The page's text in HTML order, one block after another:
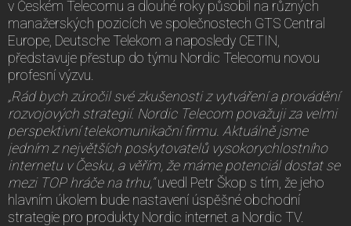
v Českém Telecomu a dlouhé roky působil na různých
manažerských pozicích ve společnostech GTS Central
Europe, Deutsche Telekom a naposledy CETIN,
představuje přestup do týmu Nordic Telecomu novou
profesní výzvu.
„Rád bych zúročil své zkušenosti z vytváření a provádění
rozvojových strategií. Nordic Telecom považuji za velmi
perspektivní telekomunikační firmu. Aktuálně jsme
jedním z největších poskytovatelů vysokorychlostního
internetu v Česku, a věřím, že máme potenciál dostat se
mezi TOP hráče na trhu,“uvedl Petr Škop s tím, že jeho
hlavním úkolem bude nastavení úspěšné obchodní
strategie pro produkty Nordic internet a Nordic TV.